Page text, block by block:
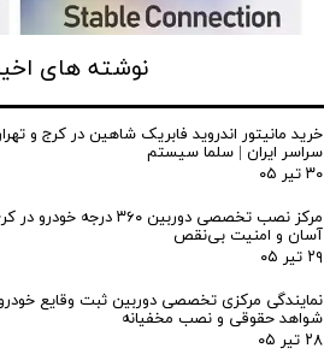
نوشته های
خرید مانیتور اندروید فابریک شاهین در کرج و
سراسر ایران | سلما سیستم
۳۰ تیر ۰۵
مرکز نصب تخصصی دوربین
آسان و امنیت بی‌نقص
۲۹ تیر ۰۵
نمایندگی مرکزی تخصصی دوربین ثبت وقایع
شواهد حقوقی و نصب مخفیانه
۲۸ تیر ۰۵